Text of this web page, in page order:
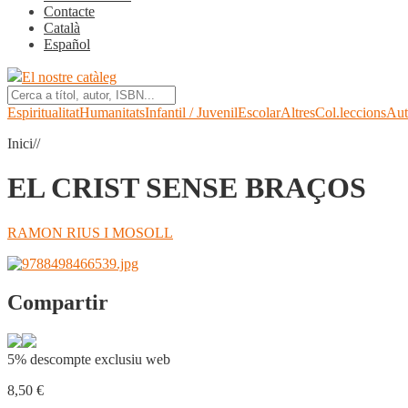
Contacte
Català
Español
El nostre catàleg
EspiritualitatHumanitatsInfantil / JuvenilEscolarAltresCol.leccions
Inici//
EL CRIST SENSE BRAÇOS
RAMON RIUS I MOSOLL
Compartir
5% descompte exclusiu web
8,50 €